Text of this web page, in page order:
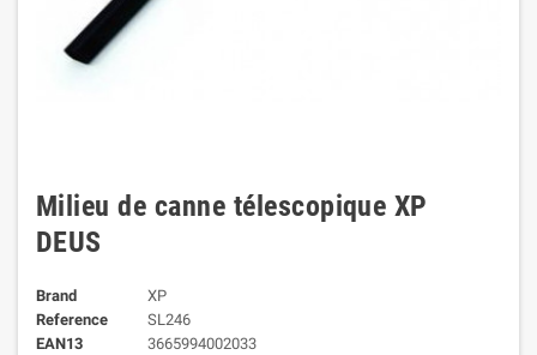
Milieu de canne télescopique XP
DEUS
Brand
XP
Reference
SL246
EAN13
3665994002033